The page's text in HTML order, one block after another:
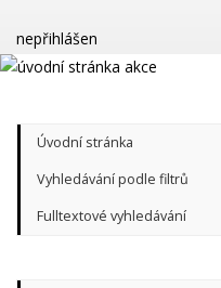
nepřihlášen
Úvodní stránka
Vyhledávání podle filtrů
Fulltextové vyhledávání